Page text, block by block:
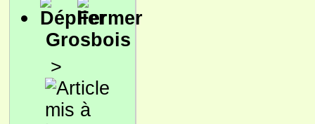
Grosbois
>